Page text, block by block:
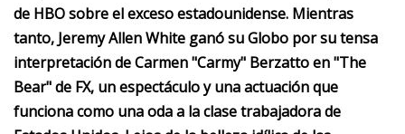
de HBO sobre el exceso estadounidense. Mientras
tanto, Jeremy Allen White ganó su Globo por su tensa
interpretación de Carmen "Carmy" Berzatto en "The
Bear" de FX, un espectáculo y una actuación que
funciona como una oda a la clase trabajadora de